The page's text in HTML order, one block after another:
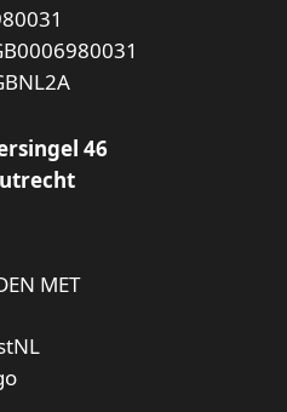
46
MET